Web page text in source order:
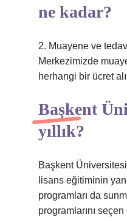
ne kadar?
2. Muayene ve
Merkezimizde
herhangi bir ücret
Başkent
yıllık?
Başkent
lisans eğitiminin
programları da
programlarını